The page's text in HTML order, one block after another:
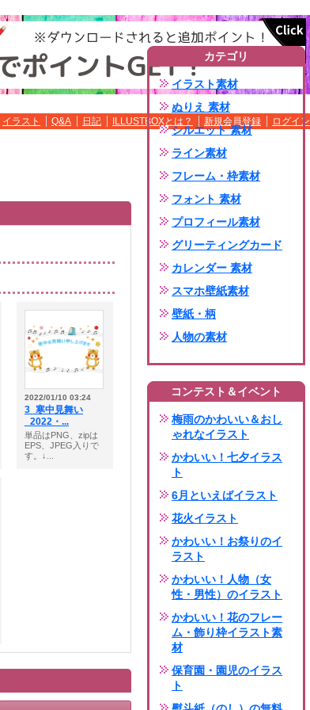
イラスト Q&A 日記 ILLUSTBOXとは？ 新規会員登録 ログイン
2022/01/10 03:24
3_寒中見舞い
_2022・...
単品はPNG、zipは
EPS、JPEG入りで
す。↓...
カテゴリ
イラスト素材
ぬりえ 素材
シルエット 素材
ライン素材
フレーム・枠素材
フォント 素材
プロフィール素材
グリーティングカード
カレンダー 素材
スマホ壁紙素材
壁紙・柄
人物の素材
コンテスト＆イベント
梅雨のかわいい＆おし
ゃれなイラスト
かわいい！七夕イラス
ト
6月といえばイラスト
花火イラスト
かわいい！お祭りのイ
ラスト
かわいい！人物（女
性・男性）のイラスト
かわいい！花のフレー
ム・飾り枠イラスト素
材
保育園・園児のイラス
ト